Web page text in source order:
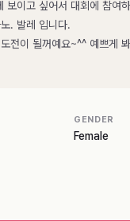
보이고 싶어서 대회에 참여
. 발레 입니다.
전이 될꺼예요~^^ 예쁘게
GENDER
Female